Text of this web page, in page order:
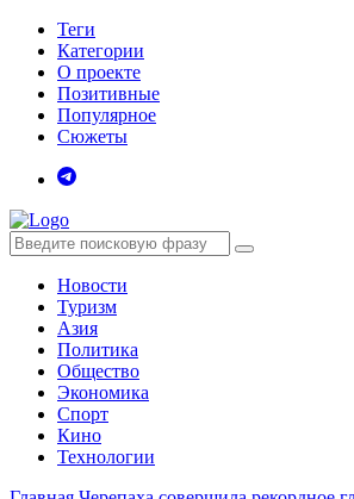
Теги
Категории
О проекте
Позитивные
Популярное
Сюжеты
Новости
Туризм
Азия
Политика
Общество
Экономика
Спорт
Кино
Технологии